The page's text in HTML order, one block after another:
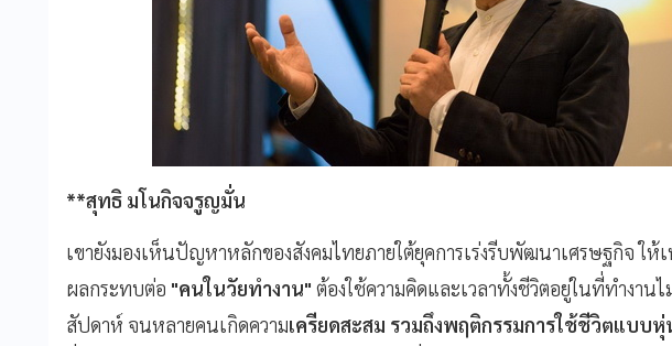
**สุทธิ มโนกิจจรูญมั่น
เขายังมองเห็นปัญหาหลักของสังคมไทยภายใต้ยุคการเร่งรีบพัฒนาเศรษฐกิจ ให้
ผลกระทบต่อ "คนในวัยทำงาน" ต้องใช้ความคิดและเวลาทั้งชีวิตอยู่ในที่ทำงาน
สัปดาห์ จนหลายคนเกิดความเครียดสะสม รวมถึงพฤติกรรมการใช้ชีวิตแบบ